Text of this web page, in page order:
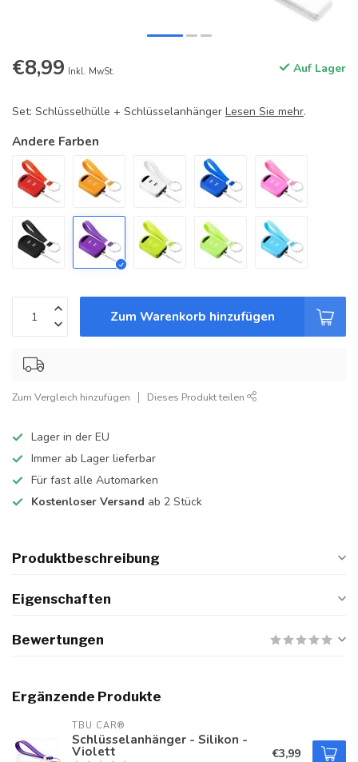
€8,99 Inkl. MwSt. Auf Lager
Set: Schlüsselhülle + Schlüsselanhänger Lesen Sie mehr.
Andere Farben
Zum Warenkorb hinzufügen
Zum Vergleich hinzufügen Dieses Produkt teilen
Lager in der EU
Immer ab Lager lieferbar
Für fast alle Automarken
Kostenloser Versand ab 2 Stück
Produktbeschreibung
Eigenschaften
Bewertungen
Ergänzende Produkte
TBU CAR®
Schlüsselanhänger - Silikon -
Violett €3,99